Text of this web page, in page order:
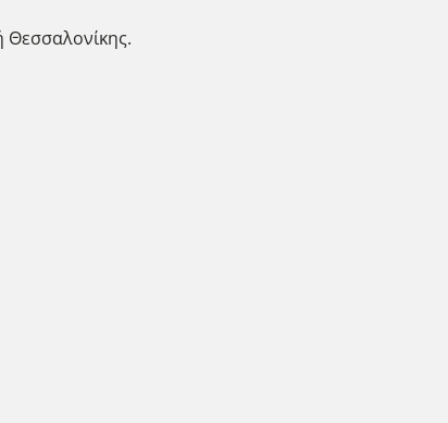
Θεσσαλονίκης.